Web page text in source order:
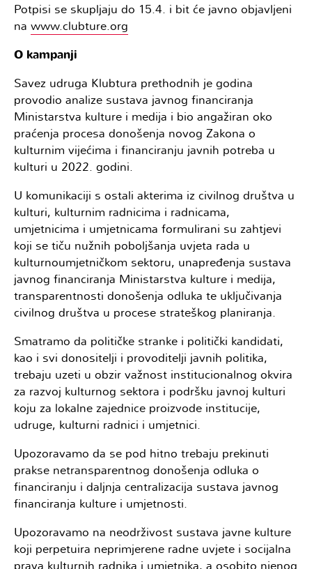
Potpisi se skupljaju do 15.4. i bit će javno objavljeni
na www.clubture.org
O kampanji
Savez udruga Klubtura prethodnih je godina
provodio analize sustava javnog financiranja
Ministarstva kulture i medija i bio angažiran oko
praćenja procesa donošenja novog Zakona o
kulturnim vijećima i financiranju javnih potreba u
kulturi u 2022. godini.
U komunikaciji s ostali akterima iz civilnog društva u
kulturi, kulturnim radnicima i radnicama,
umjetnicima i umjetnicama formulirani su zahtjevi
koji se tiču nužnih poboljšanja uvjeta rada u
kulturnoumjetničkom sektoru, unapređenja sustava
javnog financiranja Ministarstva kulture i medija,
transparentnosti donošenja odluka te uključivanja
civilnog društva u procese strateškog planiranja.
Smatramo da političke stranke i politički kandidati,
kao i svi donositelji i provoditelji javnih politika,
trebaju uzeti u obzir važnost institucionalnog okvira
za razvoj kulturnog sektora i podršku javnoj kulturi
koju za lokalne zajednice proizvode institucije,
udruge, kulturni radnici i umjetnici.
Upozoravamo da se pod hitno trebaju prekinuti
prakse netransparentnog donošenja odluka o
financiranju i daljnja centralizacija sustava javnog
financiranja kulture i umjetnosti.
Upozoravamo na neodrživost sustava javne kulture
koji perpetuira neprimjerene radne uvjete i socijalna
prava kulturnih radnika i umjetnika, a osobito njenog